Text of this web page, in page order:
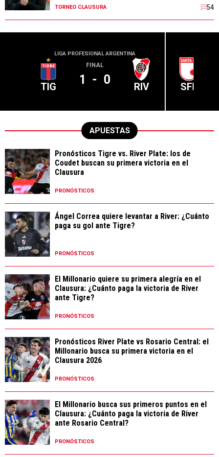
TORNEO CLAUSURA 54
LIGA PROFESIONAL ARGENTINA
TIG
FINAL
1 - 0 RIV SFE
APUESTAS
Pronósticos Tigre vs. River Plate: los de
Coudet buscan su primera victoria en el
Clausura
PRONÓSTICOS
Ángel Correa quiere levantar a River: ¿Cuánto
paga su gol ante Tigre?
PRONÓSTICOS
El Millonario quiere su primera alegría en el
Clausura: ¿Cuánto paga la victoria de River
ante Tigre?
PRONÓSTICOS
Pronósticos River Plate vs Rosario Central: el
Millonario busca su primera victoria en el
Clausura 2026
PRONÓSTICOS
El Millonario busca sus primeros puntos en el
Clausura: ¿Cuánto paga la victoria de River
ante Rosario Central?
PRONÓSTICOS